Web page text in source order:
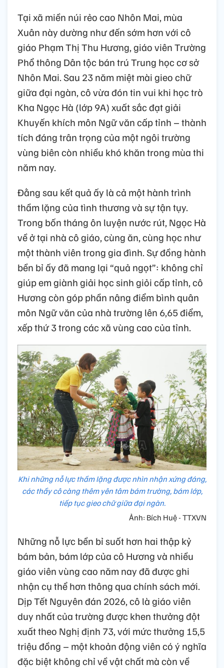
Tại xã miền núi rẻo cao Nhôn Mai, mùa
Xuân này dường như đến sớm hơn với cô
giáo Phạm Thị Thu Hương, giáo viên Trường
Phổ thông Dân tộc bán trú Trung học cơ sở
Nhôn Mai. Sau 23 năm miệt mài gieo chữ
giữa đại ngàn, cô vừa đón tin vui khi học trò
Kha Ngọc Hà (lớp 9A) xuất sắc đạt giải
Khuyến khích môn Ngữ văn cấp tỉnh – thành
tích đáng trân trọng của một ngôi trường
vùng biên còn nhiều khó khăn trong mùa thi
năm nay.
Đằng sau kết quả ấy là cả một hành trình
thầm lặng của tình thương và sự tận tụy.
Trong bốn tháng ôn luyện nước rút, Ngọc Hà
về ở tại nhà cô giáo, cùng ăn, cùng học như
một thành viên trong gia đình. Sự đồng hành
bền bỉ ấy đã mang lại “quả ngọt”: không chỉ
giúp em giành giải học sinh giỏi cấp tỉnh, cô
Hương còn góp phần nâng điểm bình quân
môn Ngữ văn của nhà trường lên 6,65 điểm,
xếp thứ 3 trong các xã vùng cao của tỉnh.
Khi những nỗ lực thầm lặng được nhìn nhận xứng đáng,
các thầy cô càng thêm yên tâm bám trường, bám lớp,
tiếp tục gieo chữ giữa đại ngàn.
Ảnh: Bích Huệ - TTXVN
Những nỗ lực bền bỉ suốt hơn hai thập kỷ
bám bản, bám lớp của cô Hương và nhiều
giáo viên vùng cao năm nay đã được ghi
nhận cụ thể hơn thông qua chính sách mới.
Dịp Tết Nguyên đán 2026, cô là giáo viên
duy nhất của trường được khen thưởng đột
xuất theo Nghị định 73, với mức thưởng 15,5
triệu đồng – một khoản động viên có ý nghĩa
đặc biệt không chỉ về vật chất mà còn về